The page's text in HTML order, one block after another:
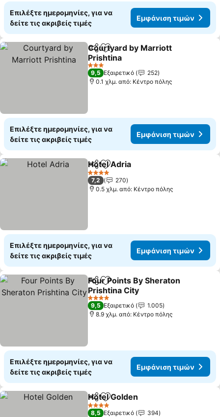
Επιλέξτε ημερομηνίες, για να
δείτε τις ακριβείς τιμές
Εμφάνιση τιμών
Κοινοποίηση
Προσθήκη στα αγαπημένα
Courtyard by Marriott
Prishtina
Εμφάνιση τιμών
3 Αστέρια
9,5 Εξαιρετικό
252
0.1 χλμ. από: Κέντρο πόλης
Επιλέξτε ημερομηνίες, για να
δείτε τις ακριβείς τιμές
Εμφάνιση τιμών
Κοινοποίηση
Προσθήκη στα αγαπημένα
Hotel Adria
4 Αστέρια
7,2
270
0.5 χλμ. από: Κέντρο πόλης
Επιλέξτε ημερομηνίες, για να
δείτε τις ακριβείς τιμές
Εμφάνιση τιμών
Κοινοποίηση
Προσθήκη στα αγαπημένα
Four Points By Sheraton
Prishtina City
Εμφάνιση τιμών
4 Αστέρια
9,5 Εξαιρετικό
1.005
8.9 χλμ. από: Κέντρο πόλης
Επιλέξτε ημερομηνίες, για να
δείτε τις ακριβείς τιμές
Εμφάνιση τιμών
Κοινοποίηση
Προσθήκη στα αγαπημένα
Hotel Golden
4 Αστέρια
8,5 Εξαιρετικό
394